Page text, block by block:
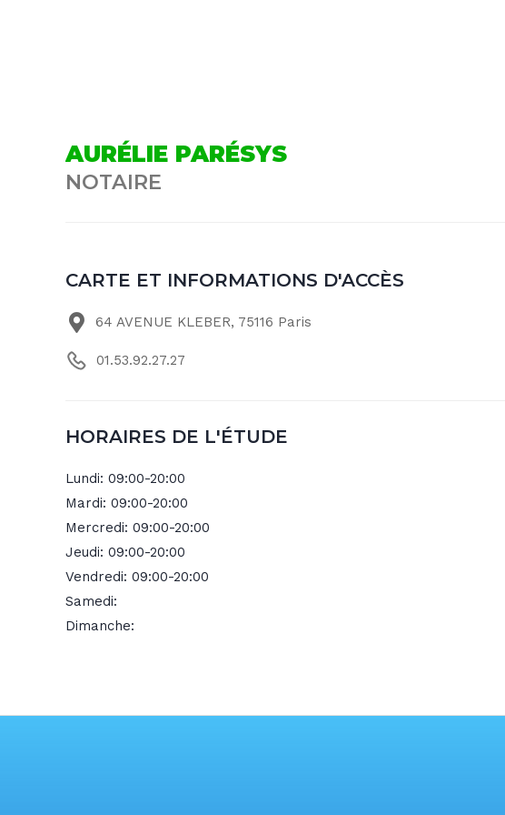
AURÉLIE PARÉSYS
NOTAIRE
CARTE ET INFORMATIONS D'ACCÈS
64 AVENUE KLEBER, 75116 Paris
01.53.92.27.27
HORAIRES DE L'ÉTUDE
Lundi: 09:00-20:00
Mardi: 09:00-20:00
Mercredi: 09:00-20:00
Jeudi: 09:00-20:00
Vendredi: 09:00-20:00
Samedi:
Dimanche: